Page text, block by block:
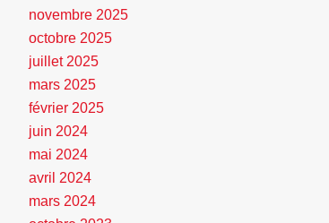
novembre 2025
octobre 2025
juillet 2025
mars 2025
février 2025
juin 2024
mai 2024
avril 2024
mars 2024